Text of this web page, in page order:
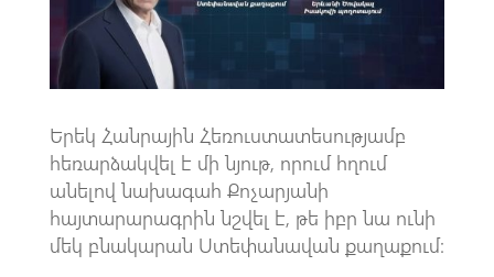
p
Երեկ Հանրային Հեռուստատեսությամբ
հեռարձակվել է մի նյութ, որում հղում
անելով նախագահ Քոչարյանի
հայտարարագրին նշվել է, թե իբր նա ունի
մեկ բնակարան Ստեփանավան քաղաքում: